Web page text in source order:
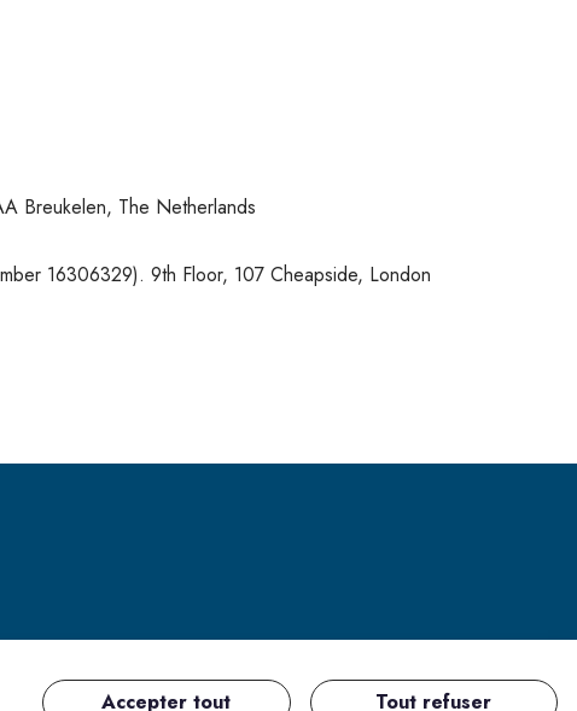
Breukelen, The Netherlands
16306329). 9th Floor, 107 Cheapside, London
Accepter tout Tout refuser